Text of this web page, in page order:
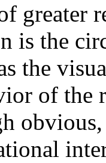
greater
is the
the
of the